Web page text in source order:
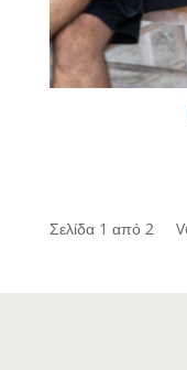
Σελίδα 1 από 2